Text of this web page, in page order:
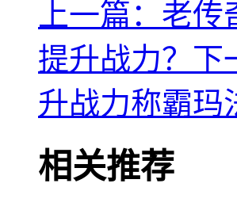
上一篇：老
提升战力？ 下
升战力称霸玛
相关推荐